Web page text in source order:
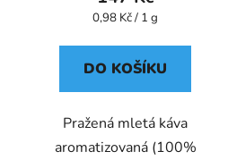
Měrná
0,98 Kč / 1 g
DO KOŠÍKU
Pražená mletá káva
aromatizovaná (100%